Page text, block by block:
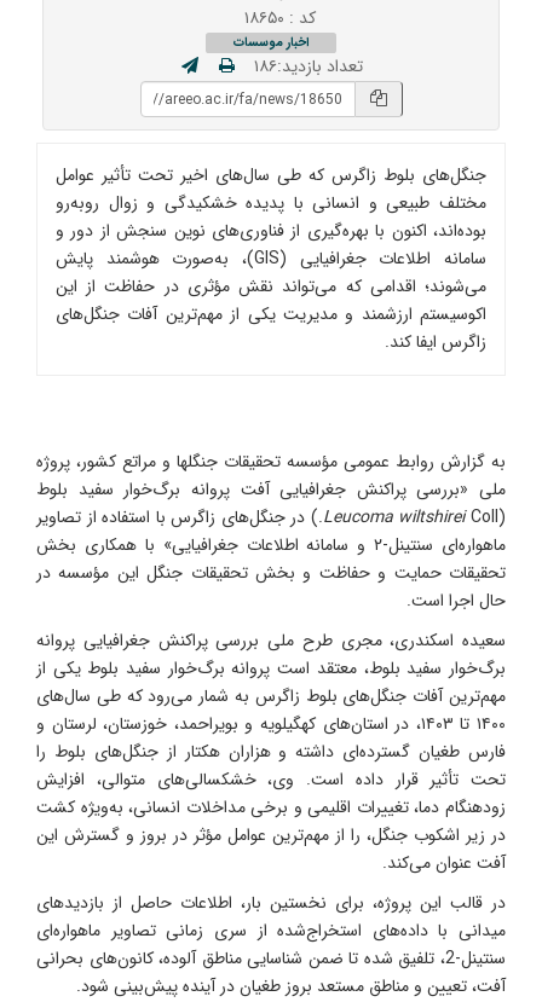
کد : ۱۸۶۵۰
اخبار موسسات
تعداد بازدید:۱۸۶
جنگل‌های بلوط زاگرس که طی سال‌های اخیر تحت تأثیر عوامل
مختلف طبیعی و انسانی با پدیده خشکیدگی و زوال روبه‌رو
بوده‌اند، اکنون با بهره‌گیری از فناوری‌های نوین سنجش از دور و
سامانه اطلاعات جغرافیایی (GIS)، به‌صورت هوشمند پایش
می‌شوند؛ اقدامی که می‌تواند نقش مؤثری در حفاظت از این
اکوسیستم ارزشمند و مدیریت یکی از مهم‌ترین آفات جنگل‌های
زاگرس ایفا کند.
به گزارش روابط عمومی مؤسسه تحقیقات جنگلها و مراتع کشور، پروژه
ملی «بررسی پراکنش جغرافیایی آفت پروانه برگ‌خوار سفید بلوط
(
Leucoma wiltshireiColl.) در جنگل‌های زاگرس با استفاده از تصاویر
ماهواره‌ای سنتینل-۲ و سامانه اطلاعات جغرافیایی» با همکاری بخش
تحقیقات حمایت و حفاظت و بخش تحقیقات جنگل این مؤسسه در
حال اجرا است.
سعیده اسکندری، مجری طرح ملی بررسی پراکنش جغرافیایی پروانه
برگ‌خوار سفید بلوط، معتقد است پروانه برگ‌خوار سفید بلوط یکی از
مهم‌ترین آفات جنگل‌های بلوط زاگرس به شمار می‌رود که طی سال‌های
۱۴۰۰ تا ۱۴۰۳، در استان‌های کهگیلویه و بویراحمد، خوزستان، لرستان و
فارس طغیان گسترده‌ای داشته و هزاران هکتار از جنگل‌های بلوط را
تحت تأثیر قرار داده است. وی، خشکسالی‌های متوالی، افزایش
زودهنگام دما، تغییرات اقلیمی و برخی مداخلات انسانی، به‌ویژه کشت
در زیر اشکوب جنگل، را از مهم‌ترین عوامل مؤثر در بروز و گسترش این
آفت عنوان می‌کند.
در قالب این پروژه، برای نخستین بار، اطلاعات حاصل از بازدیدهای
میدانی با داده‌های استخراج‌شده از سری زمانی تصاویر ماهواره‌ای
سنتینل-2، تلفیق شده تا ضمن شناسایی مناطق آلوده، کانون‌های بحرانی
آفت، تعیین و مناطق مستعد بروز طغیان در آینده پیش‌بینی شود.